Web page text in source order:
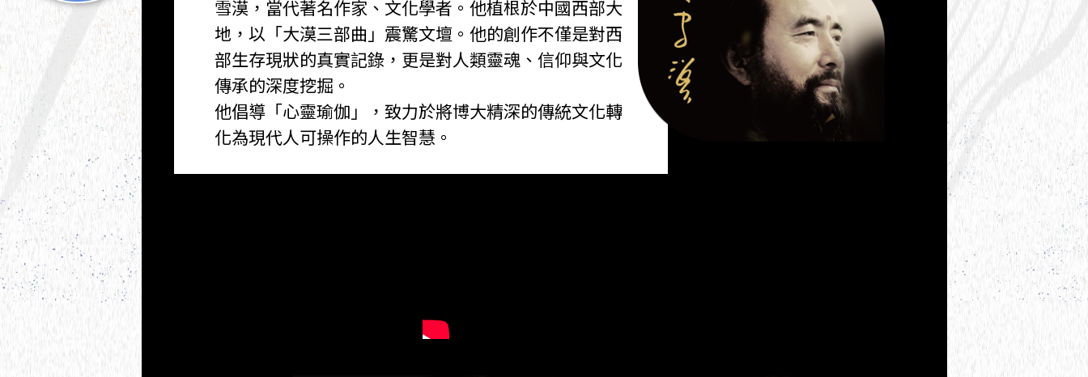
雪漠，當代著名作家、文化學者。他植根於中國西部大
地，以「大漠三部曲」震驚文壇。他的創作不僅是對西
部生存現狀的真實記錄，更是對人類靈魂、信仰與文化
傳承的深度挖掘。
他倡導「心靈瑜伽」，致力於將博大精深的傳統文化轉
化為現代人可操作的人生智慧。